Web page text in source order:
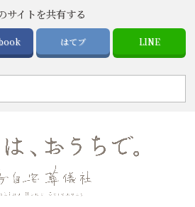
サイトを共有する
はてブ LINE